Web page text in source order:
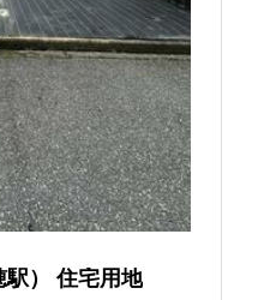
駅） 住宅用地